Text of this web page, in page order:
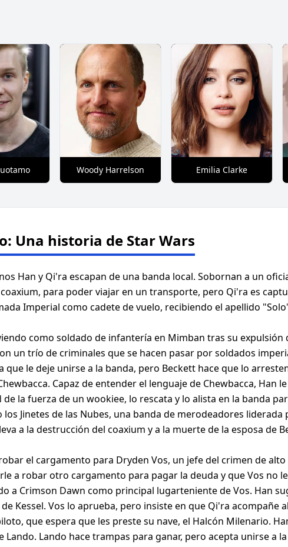
Woody Harrelson Emilia Clarke
Una historia de Star Wars
Han y Qi'ra escapan de una banda local. Sobornan a un
para poder viajar en un transporte, pero Qi'ra es
Imperial como cadete de vuelo, recibiendo el apellido
como soldado de infantería en Mimban tras su
un trío de criminales que se hacen pasar por soldados
que le deje unirse a la banda, pero Beckett hace que lo
Capaz de entender el lenguaje de Chewbacca, Han
la fuerza de un wookiee, lo rescata y lo alista en la banda
Jinetes de las Nubes, una banda de merodeadores
a la destrucción del coaxium y a la muerte de la esposa de
el cargamento para Dryden Vos, un jefe del crimen de
a robar otro cargamento para pagar la deuda y que Vos no
a Crimson Dawn como principal lugarteniente de Vos. Han
Kessel. Vos lo aprueba, pero insiste en que Qi'ra acompañe
que espera que les preste su nave, el Halcón Milenario.
Lando. Lando hace trampas para ganar, pero acepta unirse a